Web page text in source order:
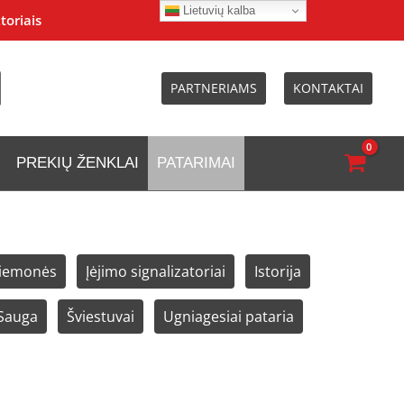
PARTNERIAMS KONTAKTAI
PREKIŲ ŽENKLAI PATARIMAI
Įėjimo signalizatoriai Istorija
Šviestuvai Ugniagesiai pataria
Lietuvių kalba